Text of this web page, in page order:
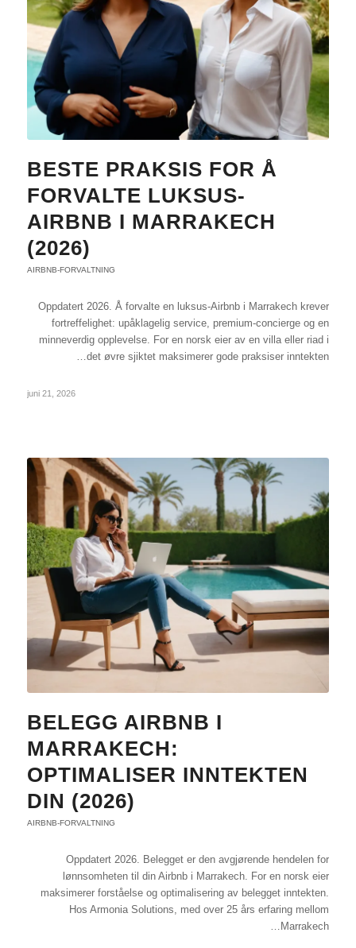
BESTE PRAKSIS FOR Å
FORVALTE LUKSUS-
AIRBNB I MARRAKECH
(2026)
AIRBNB-FORVALTNING
Oppdatert 2026. Å forvalte en luksus-Airbnb i Marrakech krever
fortreffelighet: upåklagelig service, premium-concierge og en
minneverdig opplevelse. For en norsk eier av en villa eller riad i
det øvre sjiktet maksimerer gode praksiser inntekten…
juni 21, 2026
BELEGG AIRBNB I
MARRAKECH:
OPTIMALISER INNTEKTEN
DIN (2026)
AIRBNB-FORVALTNING
Oppdatert 2026. Belegget er den avgjørende hendelen for
lønnsomheten til din Airbnb i Marrakech. For en norsk eier
maksimerer forståelse og optimalisering av belegget inntekten.
Hos Armonia Solutions, med over 25 års erfaring mellom
Marrakech…